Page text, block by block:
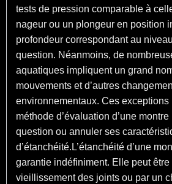
tests de pression comparable à
nageur ou un plongeur en position
profondeur correspondant au
question. Néanmoins, de
aquatiques impliquent un grand
mouvements et d’autres
environnementaux. Ces exceptions
méthode d’évaluation d’une
question ou annuler ses
d’étanchéité.L’étanchéité d’une
garantie indéfiniment. Elle peut être
vieillissement des joints ou par un